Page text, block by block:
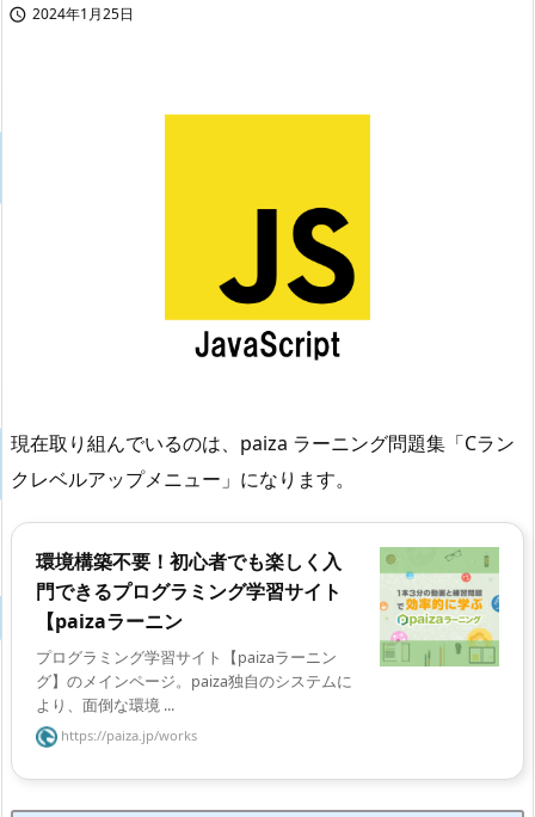
 2024年1月25日
現在取り組んでいるのは、paiza ラーニング問題集「Cラン
クレベルアップメニュー」になります。
環境構築不要！初心者でも楽しく入
門できるプログラミング学習サイト
【paizaラーニン
プログラミング学習サイト【paizaラーニン
グ】のメインページ。paiza独自のシステムに
より、面倒な環境 ...
https://paiza.jp/works